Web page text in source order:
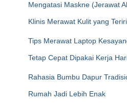
Mengatasi Maskne (Jerawat
Klinis Merawat Kulit yang
Tips Merawat Laptop
Tetap Cepat Dipakai Kerja
Rahasia Bumbu Dapur
Rumah Jadi Lebih Enak